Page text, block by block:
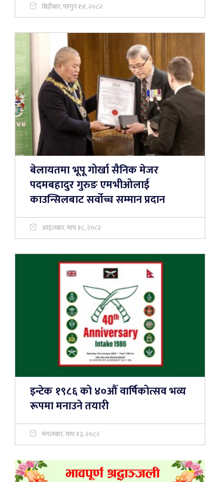
बिहीबार, फागुन १४, २०८२
बेलायतमा भूपू गोर्खा सैनिक मेजर
पदमबहादुर गुरुङ एमभीओलाई
काउन्सिलबाट सर्वोच्च सम्मान प्रदान
आइतबार, माघ १८, २०८२
इन्टेक १९८६ को ४०औँ वार्षिकोत्सव भव्य
रूपमा मनाउने तयारी
मंगलबार, माघ १३, २०८२